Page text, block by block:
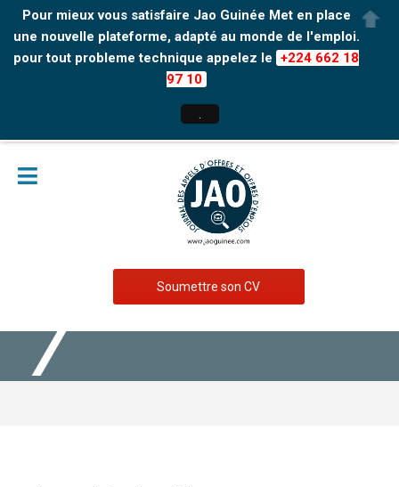
Pour mieux vous satisfaire Jao Guinée Met en place
une nouvelle plateforme, adapté au monde de l'emploi.
pour tout probleme technique appelez le +224 662 18
97 10
Soumettre son CV